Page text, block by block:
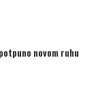
novom ruhu